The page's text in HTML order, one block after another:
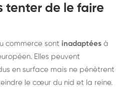
tenter de le faire
commerce sont inadaptées à
Elles peuvent
en surface mais ne pénètrent
le cœur du nid et la reine.